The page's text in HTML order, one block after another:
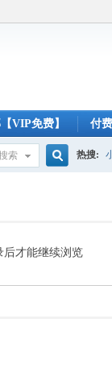
VIP免费】 付
索
索
热搜:
后才能继续浏览